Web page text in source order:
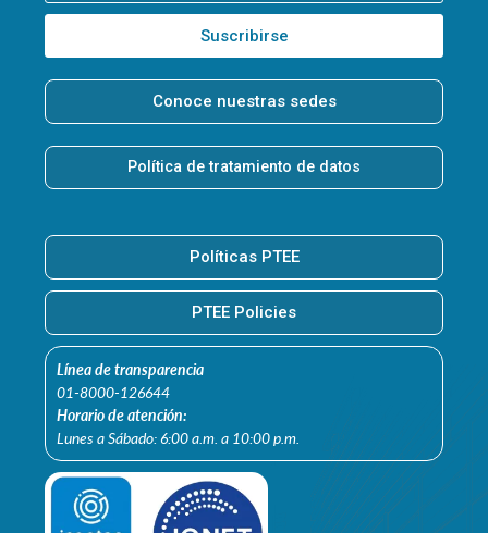
Suscribirse
Conoce nuestras sedes
Política de tratamiento de datos
Políticas PTEE
PTEE Policies
Línea de transparencia
01-8000-126644
Horario de atención:
Lunes a Sábado: 6:00 a.m. a 10:00 p.m.